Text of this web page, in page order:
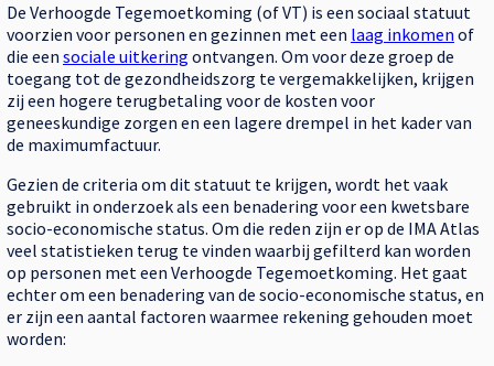
De Verhoogde Tegemoetkoming (of VT) is een sociaal statuut
voorzien voor personen en gezinnen met een laag inkomen of
die een sociale uitkering ontvangen. Om voor deze groep de
toegang tot de gezondheidszorg te vergemakkelijken, krijgen
zij een hogere terugbetaling voor de kosten voor
geneeskundige zorgen en een lagere drempel in het kader van
de maximumfactuur.
Gezien de criteria om dit statuut te krijgen, wordt het vaak
gebruikt in onderzoek als een benadering voor een ​​​​kwetsbare
socio-economische status. Om die reden zijn er op de IMA Atlas
veel statistieken terug te vinden waarbij gefilterd kan worden
op personen met een Verhoogde Tegemoetkoming. Het gaat
echter om een benadering van de socio-economische status, en
er zijn een aantal factoren waarmee rekening gehouden moet
worden: